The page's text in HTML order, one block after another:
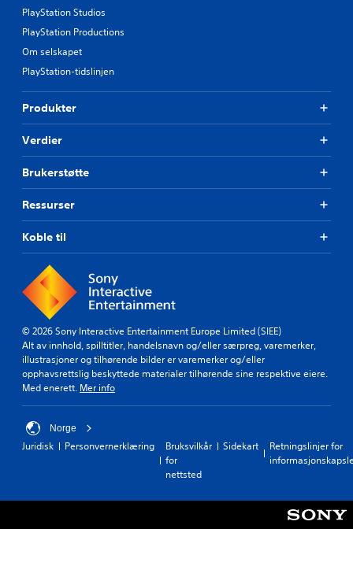
PlayStation Studios
PlayStation Productions
Om selskapet
PlayStation-tidslinjen
Produkter
Verdier
Brukerstøtte
Ressurser
Koble til
© 2026 Sony Interactive Entertainment Europe Limited (SIEE)
Alt av innhold, spilltitler, handelsnavn og/eller særpreg, varemerker,
illustrasjoner og tilhørende bilder er varemerker og/eller
opphavsrettslig beskyttede materialer tilhørende sine respektive eiere.
Med enerett. Mer info
Norge
Juridisk Personvernerklæring
Bruksvilkår
for
nettsted
Sidekart
Retningslinjer for